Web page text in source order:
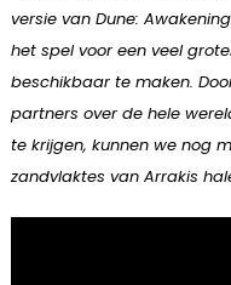
versie van Dune:
het spel voor een veel
beschikbaar te maken.
partners over de hele
te krijgen, kunnen we nog
zandvlaktes van Arrakis